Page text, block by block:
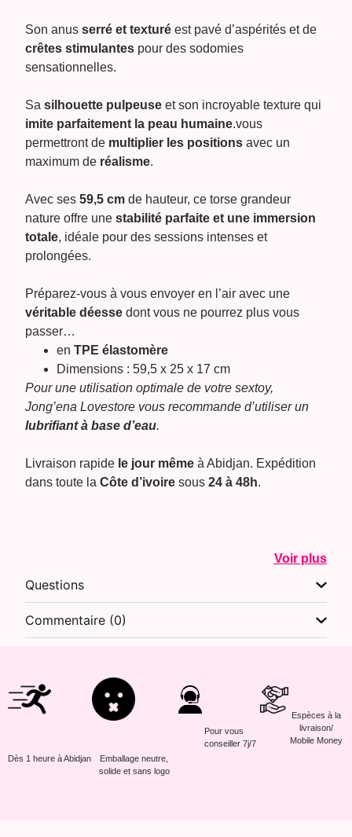
Son anusserré et texturéest pavé d’aspérités et de
crêtes stimulantes pour des sodomies
sensationnelles.
Sasilhouette pulpeuseet son incroyable texture qui
imite parfaitement la peau humaine.vous
permettront de multiplier les positions avec un
maximum de réalisme.
Avec ses59,5 cm de hauteur, ce torse grandeur
nature offre unestabilité parfaite et une immersion
totale, idéale pour des sessions intenses et
prolongées.
Préparez-vous à vous envoyer en l’air avec une
véritable déesse dont vous ne pourrez plus vous
passer…
enTPE élastomère
Dimensions : 59,5 x 25 x 17 cm
Pour une utilisation optimale de votre sextoy,
Jong’ena Lovestore vous recommande d’utiliser un
lubrifiant à base d’eau.
Livraison rapide le jour même à Abidjan. Expédition
dans toute laCôte d’ivoire sous24 à 48h.
Voir plus
Questions
Commentaire (0)
Dès 1 heure à Abidjan
Emballage neutre,
solide et sans logo
Pour vous
conseiller 7j/7
Espèces à la
livraison/
Mobile Money